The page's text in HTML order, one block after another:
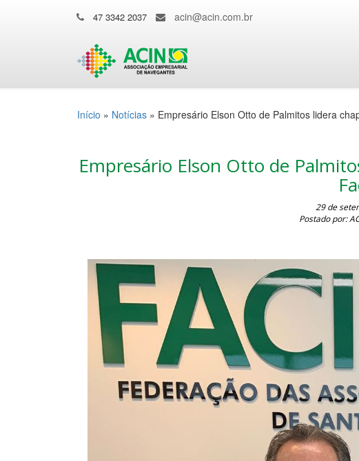
47 3342 2037 acin@acin.com.br
Início » Notícias » Empresário Elson Otto de Palmitos lidera
Empresário Elson Otto de
29 de
Postado por: